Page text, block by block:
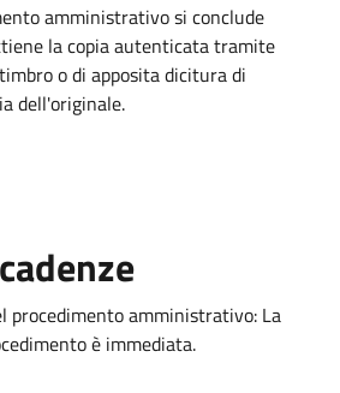
amministrativo si conclude
la copia autenticata tramite
o di apposita dicitura di
dell'originale.
procedimento amministrativo: La
è immediata.